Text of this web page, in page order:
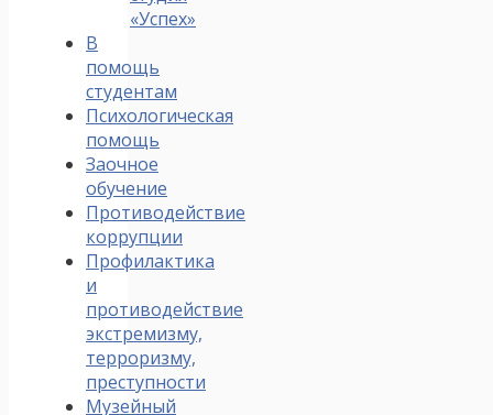
«Успех»
В
помощь
студентам
Психологическая
помощь
Заочное
обучение
Противодействие
коррупции
Профилактика
и
противодействие
экстремизму,
терроризму,
преступности
Музейный